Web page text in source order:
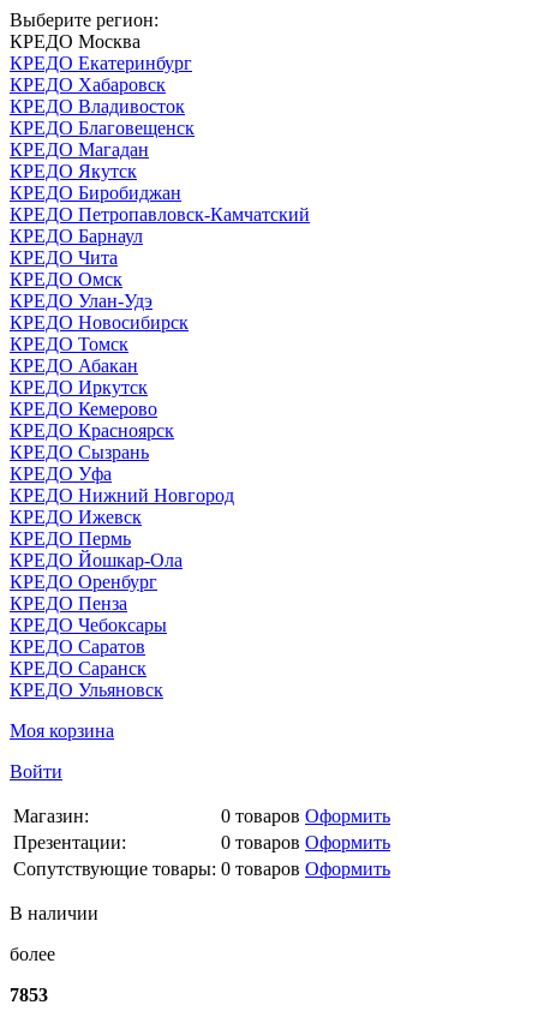
Выберите регион:
КРЕДО Москва
КРЕДО Екатеринбург
КРЕДО Хабаровск
КРЕДО Владивосток
КРЕДО Благовещенск
КРЕДО Магадан
КРЕДО Якутск
КРЕДО Биробиджан
КРЕДО Петропавловск-Камчатский
КРЕДО Барнаул
КРЕДО Чита
КРЕДО Омск
КРЕДО Улан-Удэ
КРЕДО Новосибирск
КРЕДО Томск
КРЕДО Абакан
КРЕДО Иркутск
КРЕДО Кемерово
КРЕДО Красноярск
КРЕДО Сызрань
КРЕДО Уфа
КРЕДО Нижний Новгород
КРЕДО Ижевск
КРЕДО Пермь
КРЕДО Йошкар-Ола
КРЕДО Оренбург
КРЕДО Пенза
КРЕДО Чебоксары
КРЕДО Саратов
КРЕДО Саранск
КРЕДО Ульяновск
Моя корзина
Войти
Магазин: 0 товаров Оформить
Презентации:
0 товаров Оформить
Сопутствующие товары: 0 товаров Оформить
В наличии
более
7853